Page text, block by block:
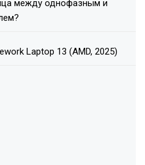
между однофазным и
Laptop 13 (AMD, 2025)